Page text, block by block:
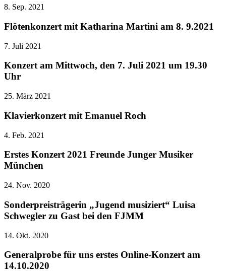
8. Sep. 2021
Flötenkonzert mit Katharina Martini am 8. 9.2021
7. Juli 2021
Konzert am Mittwoch, den 7. Juli 2021 um 19.30
Uhr
25. März 2021
Klavierkonzert mit Emanuel Roch
4. Feb. 2021
Erstes Konzert 2021 Freunde Junger Musiker
München
24. Nov. 2020
Sonderpreisträgerin „Jugend musiziert“ Luisa
Schwegler zu Gast bei den FJMM
14. Okt. 2020
Generalprobe für uns erstes Online-Konzert am
14.10.2020